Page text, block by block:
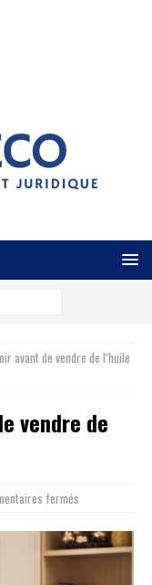
avant de vendre de l’huile
vendre de
fermés